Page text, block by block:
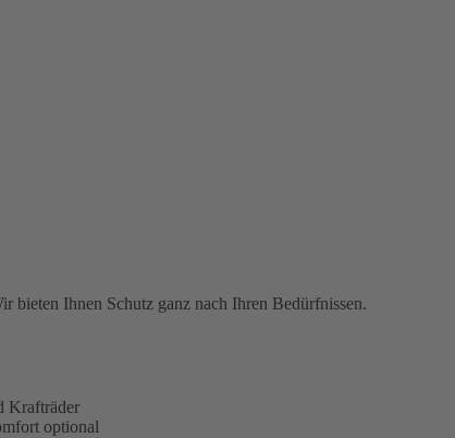
bieten Ihnen Schutz ganz nach Ihren Bedürfnissen.
Krafträder
optional